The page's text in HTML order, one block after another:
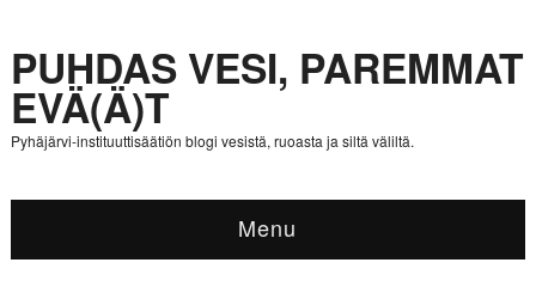
PUHDAS VESI, PAREMMAT
EVÄ(Ä)T
Pyhäjärvi-instituuttisäätiön blogi vesistä, ruoasta ja siltä väliltä.
Menu